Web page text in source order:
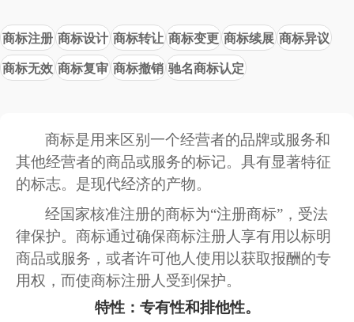
商标注册 商标设计 商标转让 商标变更 商标续展 商标异议
商标无效 商标复审 商标撤销 驰名商标认定
商标是用来区别一个经营者的品牌或服务和
其他经营者的商品或服务的标记。具有显著特征
的标志。是现代经济的产物。
经国家核准注册的商标为“注册商标”，受法
律保护。商标通过确保商标注册人享有用以标明
商品或服务，或者许可他人使用以获取报酬的专
用权，而使商标注册人受到保护。
特性：专有性和排他性。